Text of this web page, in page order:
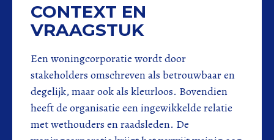
CONTEXT EN
VRAAGSTUK
Een woningcorporatie wordt door
stakeholders omschreven als betrouwbaar en
degelijk, maar ook als kleurloos. Bovendien
heeft de organisatie een ingewikkelde relatie
met wethouders en raadsleden. De